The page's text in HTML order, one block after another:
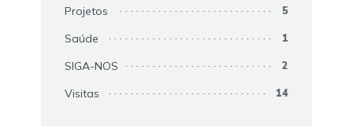
Projetos 5
Saúde 1
SIGA-NOS 2
Visitas 14